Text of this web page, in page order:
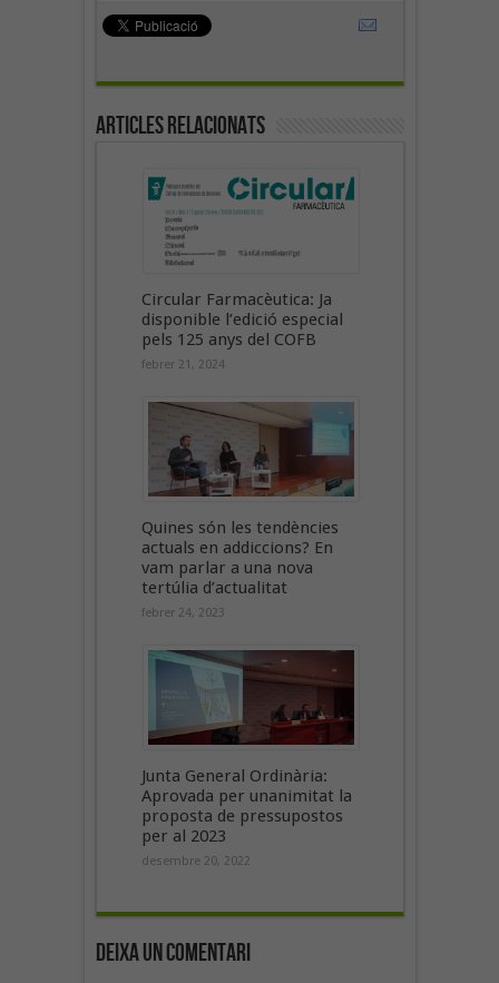
Articles Relacionats
Circular Farmacèutica: Ja
disponible l’edició especial
pels 125 anys del COFB
febrer 21, 2024
Quines són les tendències
actuals en addiccions? En
vam parlar a una nova
tertúlia d’actualitat
febrer 24, 2023
Junta General Ordinària:
Aprovada per unanimitat la
proposta de pressupostos
per al 2023
desembre 20, 2022
Deixa un Comentari